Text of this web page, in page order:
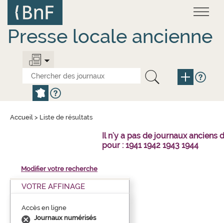
contenu
principal
Presse locale ancienne
Accueil > Liste de résultats
Il n'y a pas de journaux anciens
pour : 1941 1942 1943 1944
Modifier votre recherche
VOTRE AFFINAGE
Accès en ligne
Journaux numérisés
Panneau de gestion des cookies